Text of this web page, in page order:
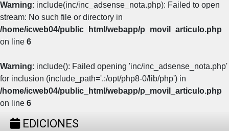
Warning: include(inc/inc_adsense_nota.php): Failed to open
stream: No such file or directory in
/home/icweb04/public_html/webapp/p_movil_articulo.php
on line 6
Warning: include(): Failed opening 'inc/inc_adsense_nota.php'
for inclusion (include_path='.:/opt/php8-0/lib/php') in
/home/icweb04/public_html/webapp/p_movil_articulo.php
on line 6
EDICIONES